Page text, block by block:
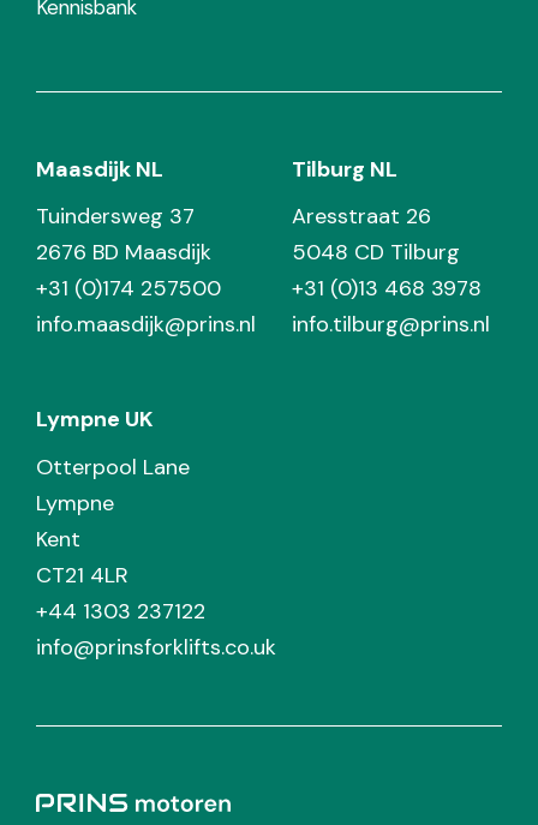
Kennisbank
Maasdijk NL
Tuindersweg 37
2676 BD Maasdijk
+31 (0)174 257500
info.maasdijk@prins.nl
Tilburg NL
Aresstraat 26
5048 CD Tilburg
+31 (0)13 468 3978
info.tilburg@prins.nl
Lympne UK
Otterpool Lane
Lympne
Kent
CT21 4LR
+44 1303 237122
info@prinsforklifts.co.uk